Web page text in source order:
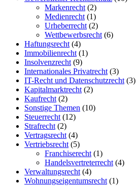
Markenrecht (2)
Medienrecht (1)
Urheberrecht (2)
Wettbewerbsrecht (6)
Haftungsrecht (4)
Immobilienrecht (1)
Insolvenzrecht (9)
Internationales Privatrecht (3)
IT-Recht und Datenschutzrecht (3)
Kapitalmarktrecht (2)
Kaufrecht (2)
Sonstige Themen (10)
Steuerrecht (12)
Strafrecht (2)
Vertragsrecht (4)
Vertriebsrecht (5)
Franchiserecht (1)
Handelsvertreterrecht (4)
Verwaltungsrecht (4)
Wohnungseigentumsrecht (1)